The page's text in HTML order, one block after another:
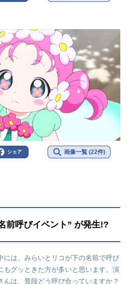
シェア 画像一覧 (22件)
前呼びイベント” が発生!?
は、みらいとリコが下の名前で呼び
もグッときた方が多いと思います。演
んは、普段どう呼び合っていますか？